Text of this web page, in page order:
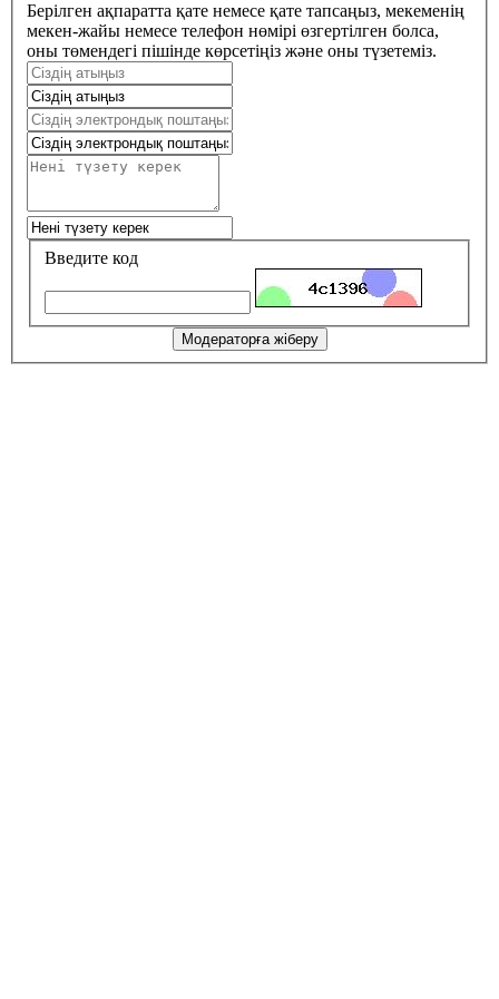
Берілген ақпаратта қате немесе қате тапсаңыз, мекеменің
мекен-жайы немесе телефон нөмірі өзгертілген болса,
оны төмендегі пішінде көрсетіңіз және оны түзетеміз.
Введите код
Модераторға жіберу